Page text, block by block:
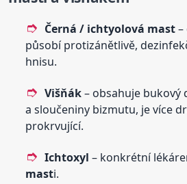
Černá / ichtyolová mast–
působí protizánětlivě,
hnisu.
Višňák– obsahuje bukový
a sloučeniny bizmutu, je více
prokrvující.
Ichtoxyl – konkrétní
masti.